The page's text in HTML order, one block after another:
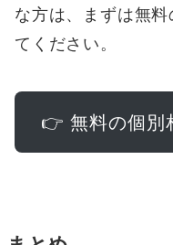
な方は、まずは無
てください。
👉 無料の個別